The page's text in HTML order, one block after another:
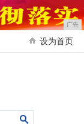
广告
设为首页